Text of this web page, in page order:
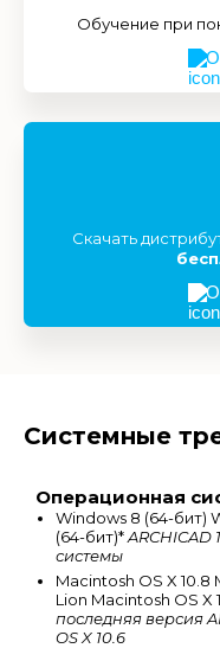
Обучение при
Скачать
Системные
Операционная
Windows 8 (64-бит)
(64-бит)*
системы
Macintosh OS X 10.8
Lion Macintosh OS
последняя версия
OS X 10.6